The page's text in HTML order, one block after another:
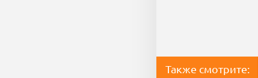
Также смотрите: